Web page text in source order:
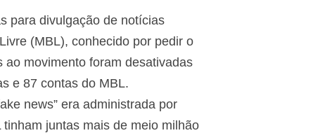
para divulgação de notícias
(MBL), conhecido por pedir o
movimento foram desativadas
e 87 contas do MBL.
news” era administrada por
juntas mais de meio milhão